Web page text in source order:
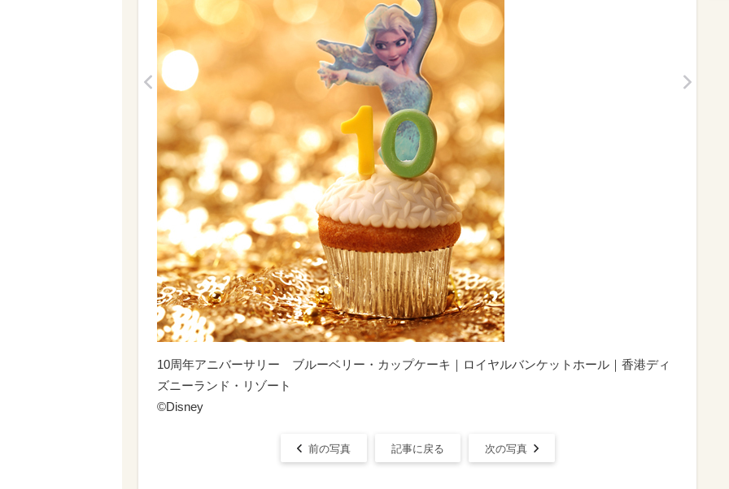
10周年アニバーサリー ブルーベリー・カップケーキ｜ロイヤルバンケットホール｜香港ディ
ズニーランド・リゾート
©Disney
前の写真 記事に戻る 次の写真